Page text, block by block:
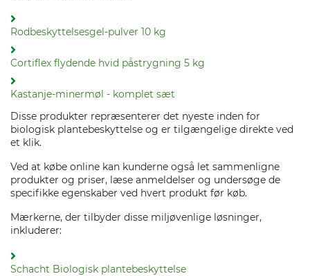
Rodbeskyttelsesgel-pulver 10 kg
Cortiflex flydende hvid påstrygning 5 kg
Kastanje-minermøl - komplet sæt
Disse produkter repræsenterer det nyeste inden for
biologisk plantebeskyttelse og er tilgængelige direkte ved
et klik.
Ved at købe online kan kunderne også let sammenligne
produkter og priser, læse anmeldelser og undersøge de
specifikke egenskaber ved hvert produkt før køb.
Mærkerne, der tilbyder disse miljøvenlige løsninger,
inkluderer:
Schacht Biologisk plantebeskyttelse